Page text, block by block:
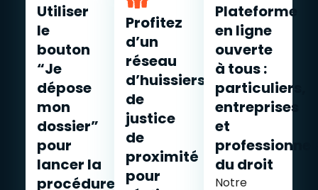
Utiliser
le
bouton
“Je
dépose
mon
dossier”
pour
lancer la
procédure
Profitez
d’un
réseau
d’huissiers
de
justice
de
proximité
pour
Plateforme
en ligne
ouverte
à tous :
particuliers,
entreprises
et
du droit
Notre